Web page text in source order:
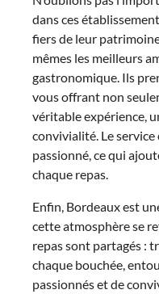
dans ces
fiers de leur
mêmes les meilleurs
gastronomique. Ils
vous offrant non
véritable expérience,
convivialité. Le
passionné, ce qui
chaque repas.
Enfin, Bordeaux est
cette atmosphère se
repas sont partagés :
chaque bouchée,
passionnés et de